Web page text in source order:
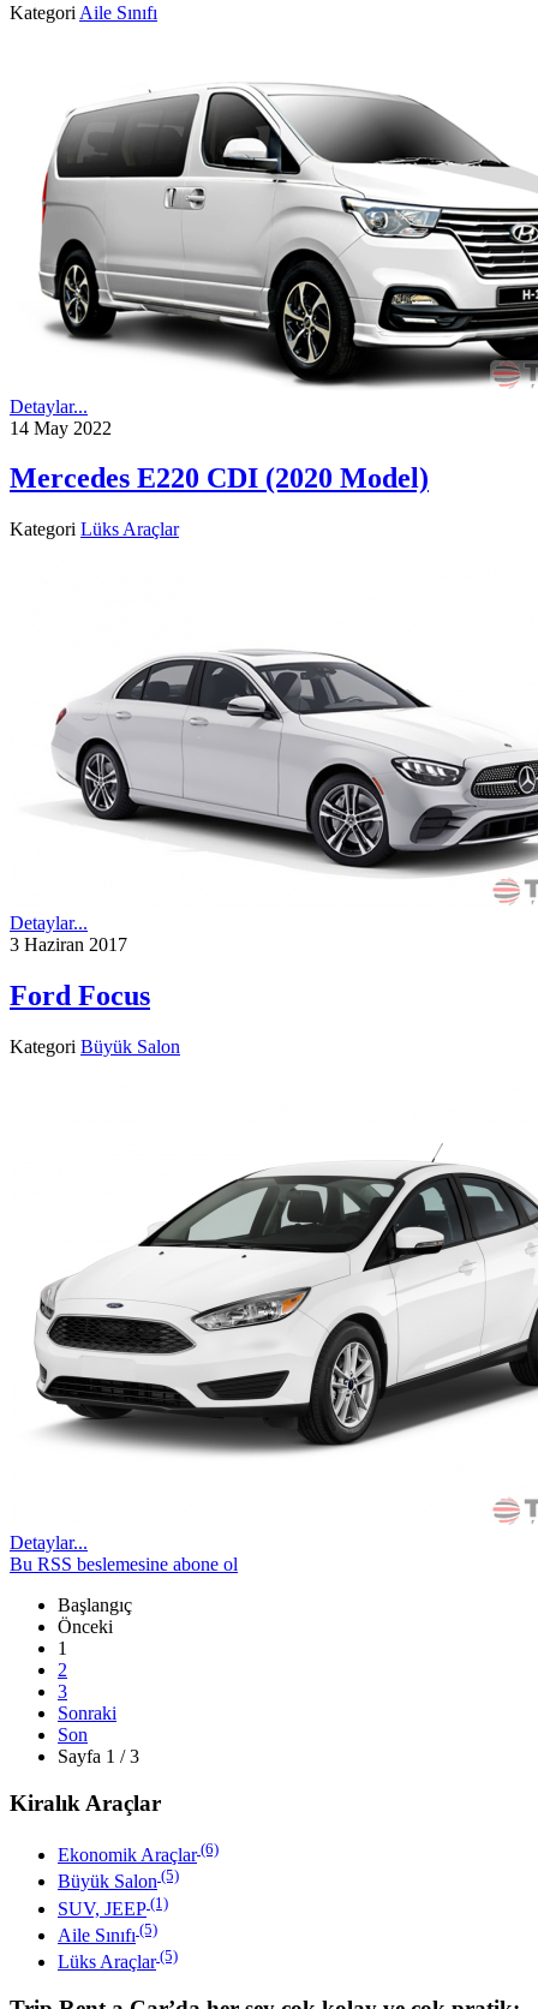
Kategori Aile Sınıfı
Detaylar...
14 May 2022
Mercedes E220 CDI (2020 Model)
Kategori Lüks Araçlar
Detaylar...
3 Haziran 2017
Ford Focus
Kategori Büyük Salon
Detaylar...
Bu RSS beslemesine abone ol
Başlangıç
Önceki
1
2
3
Sonraki
Son
Sayfa 1 / 3
Kiralık Araçlar
Ekonomik Araçlar(6)
Büyük Salon (5)
SUV, JEEP (1)
Aile Sınıfı (5)
Lüks Araçlar(5)